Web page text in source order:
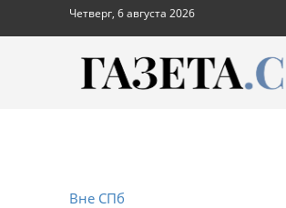
Четверг, 6 августа 2026
Вне СПб